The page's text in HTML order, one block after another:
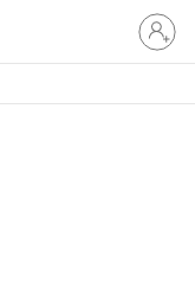
prie
paskyros